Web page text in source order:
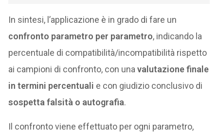
In sintesi, l’applicazione è in grado di fare un
confronto parametro per parametro, indicando la
percentuale di compatibilità/incompatibilità rispetto
ai campioni di confronto, con unavalutazione finale
in termini percentuali e con giudizio conclusivo di
sospetta falsità o autografia.
Il confronto viene effettuato per ogni parametro,